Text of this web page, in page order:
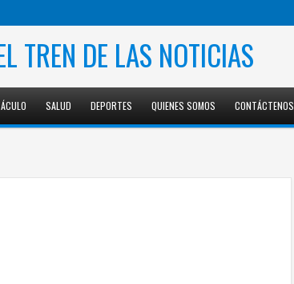
TREN DE LAS NOTICIAS
SALUD DEPORTES QUIENES SOMOS CONTÁCTENOS